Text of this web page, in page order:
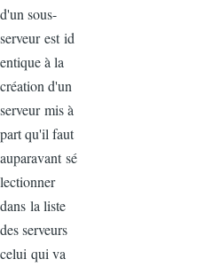
d'un sous-
serveurestid
entique à la
création d'un
serveurmis à
part qu'il faut
auparavant sé
lectionner
dans la liste
des serveurs
celui qui va